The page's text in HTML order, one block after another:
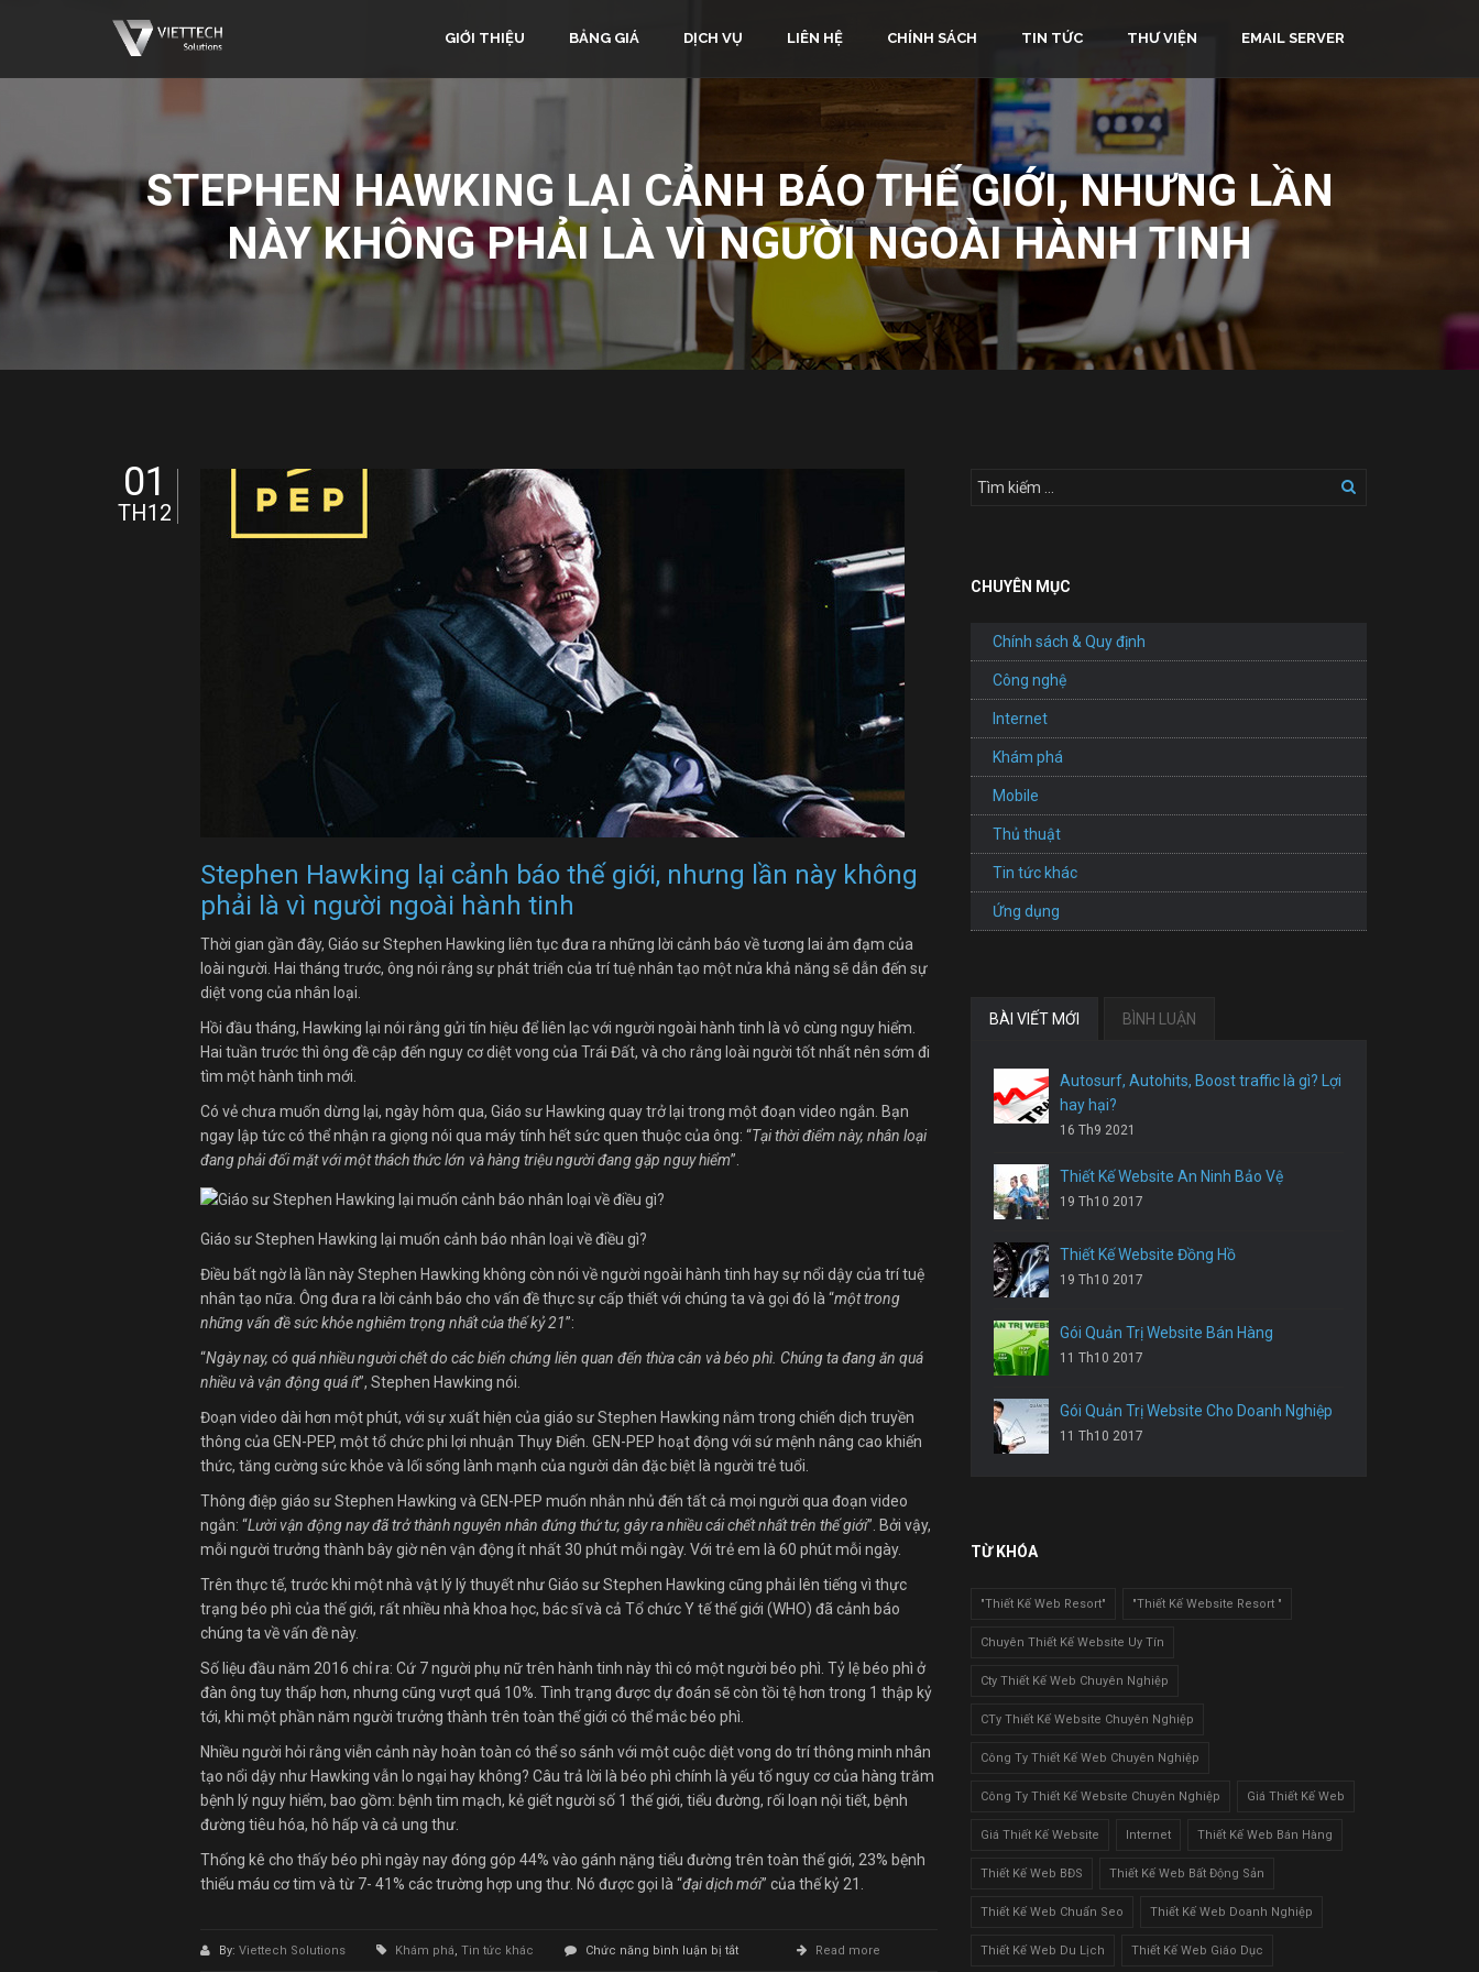
GIỚI THIỆU BẢNG GIÁ DỊCH VỤ LIÊN HỆ CHÍNH SÁCH TIN TỨC THƯ VIỆN EMAIL SERVER
STEPHEN HAWKING LẠI CẢNH BÁO THẾ GIỚI, NHƯNG LẦN
NÀY KHÔNG PHẢI LÀ VÌ NGƯỜI NGOÀI HÀNH TINH
Stephen Hawking lại cảnh báo thế giới, nhưng lần này không
phải là vì người ngoài hành tinh
01
TH12
Thời gian gần đây, Giáo sư Stephen Hawking liên tục đưa ra những lời cảnh báo về tương lai ảm đạm của
loài người. Hai tháng trước, ông nói rằng sự phát triển của trí tuệ nhân tạo một nửa khả năng sẽ dẫn đến sự
diệt vong của nhân loại.
Hồi đầu tháng, Hawking lại nói rằng gửi tín hiệu để liên lạc với người ngoài hành tinh là vô cùng nguy hiểm.
Hai tuần trước thì ông đề cập đến nguy cơ diệt vong của Trái Đất, và cho rằng loài người tốt nhất nên sớm đi
tìm một hành tinh mới.
Có vẻ chưa muốn dừng lại, ngày hôm qua, Giáo sư Hawking quay trở lại trong một đoạn video ngắn. Bạn
ngay lập tức có thể nhận ra giọng nói qua máy tính hết sức quen thuộc của ông: “Tại thời điểm này, nhân loại
đang phải đối mặt với một thách thức lớn và hàng triệu người đang gặp nguy hiểm”.
Giáo sư Stephen Hawking lại muốn cảnh báo nhân loại về điều gì?
Điều bất ngờ là lần này Stephen Hawking không còn nói về người ngoài hành tinh hay sự nổi dậy của trí tuệ
nhân tạo nữa. Ông đưa ra lời cảnh báo cho vấn đề thực sự cấp thiết với chúng ta và gọi đó là “một trong
những vấn đề sức khỏe nghiêm trọng nhất của thế kỷ 21”:
“Ngày nay, có quá nhiều người chết do các biến chứng liên quan đến thừa cân và béo phì. Chúng ta đang ăn quá
nhiều và vận động quá ít”, Stephen Hawking nói.
Đoạn video dài hơn một phút, với sự xuất hiện của giáo sư Stephen Hawking nằm trong chiến dịch truyền
thông của GEN-PEP, một tổ chức phi lợi nhuận Thụy Điển. GEN-PEP hoạt động với sứ mệnh nâng cao khiến
thức, tăng cường sức khỏe và lối sống lành mạnh của người dân đặc biệt là người trẻ tuổi.
Thông điệp giáo sư Stephen Hawking và GEN-PEP muốn nhắn nhủ đến tất cả mọi người qua đoạn video
ngắn: “Lười vận động nay đã trở thành nguyên nhân đứng thứ tư, gây ra nhiều cái chết nhất trên thế giới”. Bởi vậy,
mỗi người trưởng thành bây giờ nên vận động ít nhất 30 phút mỗi ngày. Với trẻ em là 60 phút mỗi ngày.
Trên thực tế, trước khi một nhà vật lý lý thuyết như Giáo sư Stephen Hawking cũng phải lên tiếng vì thực
trạng béo phì của thế giới, rất nhiều nhà khoa học, bác sĩ và cả Tổ chức Y tế thế giới (WHO) đã cảnh báo
chúng ta về vấn đề này.
Số liệu đầu năm 2016 chỉ ra: Cứ 7 người phụ nữ trên hành tinh này thì có một người béo phì. Tỷ lệ béo phì ở
đàn ông tuy thấp hơn, nhưng cũng vượt quá 10%. Tình trạng được dự đoán sẽ còn tồi tệ hơn trong 1 thập kỷ
tới, khi một phần năm người trưởng thành trên toàn thế giới có thể mắc béo phì.
Nhiều người hỏi rằng viễn cảnh này hoàn toàn có thể so sánh với một cuộc diệt vong do trí thông minh nhân
tạo nổi dậy như Hawking vẫn lo ngại hay không? Câu trả lời là béo phì chính là yếu tố nguy cơ của hàng trăm
bệnh lý nguy hiểm, bao gồm: bệnh tim mạch, kẻ giết người số 1 thế giới, tiểu đường, rối loạn nội tiết, bệnh
đường tiêu hóa, hô hấp và cả ung thư.
Thống kê cho thấy béo phì ngày nay đóng góp 44% vào gánh nặng tiểu đường trên toàn thế giới, 23% bệnh
thiếu máu cơ tim và từ 7- 41% các trường hợp ung thư. Nó được gọi là “đại dịch mới” của thế kỷ 21.
By: Viettech Solutions Khám phá, Tin tức khác Chức năng bình luận bị tắtở
Read more
CHUYÊN MỤC
Chính sách & Quy định
Công nghệ
Internet
Khám phá
Mobile
Thủ thuật
Tin tức khác
Ứng dụng
BÀI VIẾT MỚI BÌNH LUẬN
Autosurf, Autohits, Boost traffic là gì? Lợi
hay hại?
16 Th9 2021
Thiết Kế Website An Ninh Bảo Vệ
19 Th10 2017
Thiết Kế Website Đồng Hồ
19 Th10 2017
Gói Quản Trị Website Bán Hàng
11 Th10 2017
Gói Quản Trị Website Cho Doanh Nghiệp
11 Th10 2017
TỪ KHÓA
"Thiết Kế Web Resort" "Thiết Kế Website Resort "
Chuyên Thiết Kế Website Uy Tín
Cty Thiết Kế Web Chuyên Nghiệp
CTy Thiết Kế Website Chuyên Nghiệp
Công Ty Thiết Kế Web Chuyên Nghiệp
Công Ty Thiết Kế Website Chuyên Nghiệp Giá Thiết Kế Web
Giá Thiết Kế Website Internet Thiết Kế Web Bán Hàng
Thiết Kế Web BĐS Thiết Kế Web Bất Động Sản
Thiết Kế Web Chuẩn Seo Thiết Kế Web Doanh Nghiệp
Thiết Kế Web Du Lịch Thiết Kế Web Giáo Dục